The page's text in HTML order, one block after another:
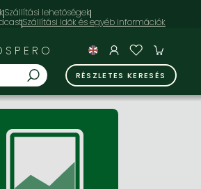
Szállítási lehetőségek
RÉSZLETES KERESÉS